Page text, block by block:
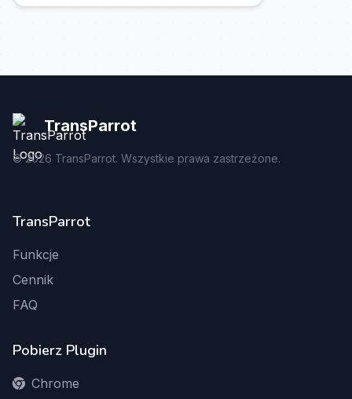
TransParrot
©2026 TransParrot. Wszystkie prawa zastrzeżone.
TransParrot
Funkcje
Cennik
FAQ
Pobierz Plugin
Chrome